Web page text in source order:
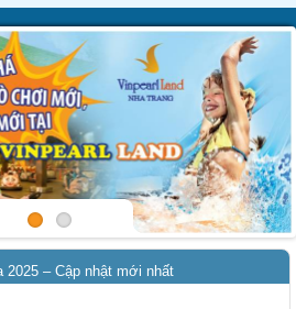
2025 – Cập nhật mới nhất